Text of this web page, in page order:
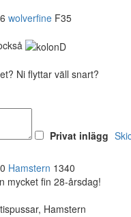
wolverfine F35
Ni flyttar väll snart?
Privat inlägg
Hamstern 1340
mycket fin 28-årsdag!
Hamstern